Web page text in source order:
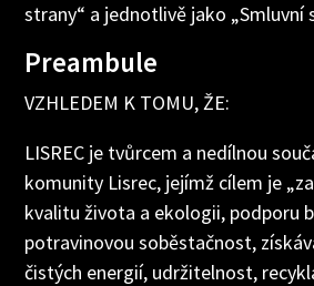
strany“ a jednotlivě jako „Smluvní
Preambule
VZHLEDEM K TOMU, ŽE:
LISREC je tvůrcem a nedílnou
komunity Lisrec, jejímž cílem je
kvalitu života a ekologii, podporu
potravinovou soběstačnost,
čistých energií, udržitelnost,